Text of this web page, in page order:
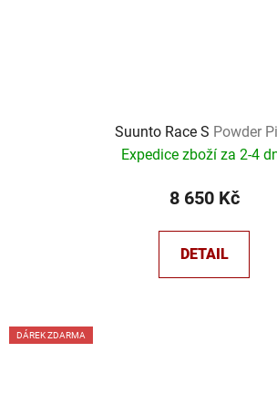
Suunto Race S Powder
Expedice zboží za 2-4
8 650 Kč
DETAIL
DÁREK ZDARMA